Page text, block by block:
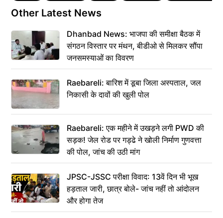
Other Latest News
Dhanbad News: भाजपा की समीक्षा बैठक में
संगठन विस्तार पर मंथन, बीडीओ से मिलकर सौंपा
जनसमस्याओं का विवरण
Raebareli: बारिश में डूबा जिला अस्पताल, जल
निकासी के दावों की खुली पोल
Raebareli: एक महीने में उखड़ने लगी PWD की
सड़क! जेल रोड पर गड्ढे ने खोली निर्माण गुणवत्ता
की पोल, जांच की उठी मांग
JPSC-JSSC परीक्षा विवाद: 13वें दिन भी भूख
हड़ताल जारी, छात्र बोले- जांच नहीं तो आंदोलन
और होगा तेज